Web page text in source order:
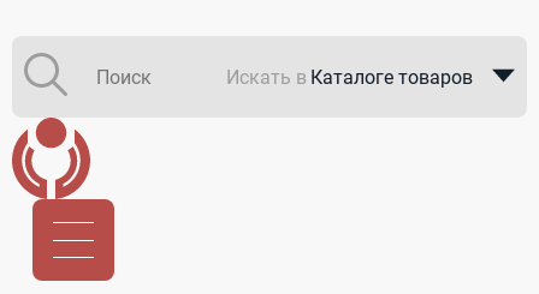
Искать в Каталоге товаров